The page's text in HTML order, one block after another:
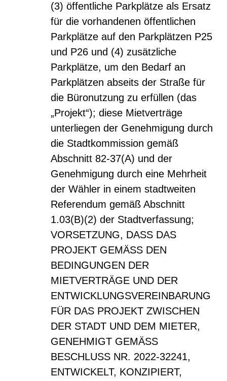
(3) öffentliche Parkplätze als Ersatz
für die vorhandenen öffentlichen
Parkplätze auf den Parkplätzen P25
und P26 und (4) zusätzliche
Parkplätze, um den Bedarf an
Parkplätzen abseits der Straße für
die Büronutzung zu erfüllen (das
„Projekt“); diese Mietverträge
unterliegen der Genehmigung durch
die Stadtkommission gemäß
Abschnitt 82-37(A) und der
Genehmigung durch eine Mehrheit
der Wähler in einem stadtweiten
Referendum gemäß Abschnitt
1.03(B)(2) der Stadtverfassung;
VORSETZUNG, DASS DAS
PROJEKT GEMÄSS DEN
BEDINGUNGEN DER
MIETVERTRÄGE UND DER
ENTWICKLUNGSVEREINBARUNG
FÜR DAS PROJEKT ZWISCHEN
DER STADT UND DEM MIETER,
GENEHMIGT GEMÄSS
BESCHLUSS NR. 2022-32241,
ENTWICKELT, KONZIPIERT,